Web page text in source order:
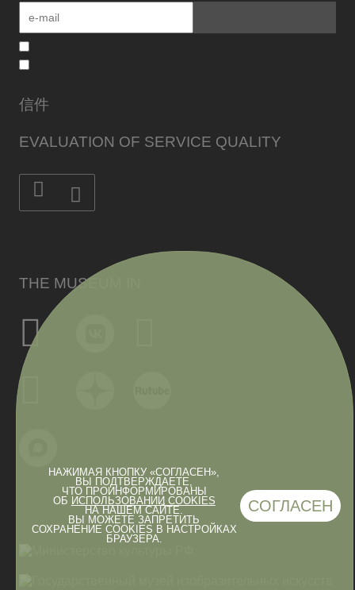
НАЖИМАЯ КНОПКУ «СОГЛАСЕН»,
ВЫ ПОДТВЕРЖДАЕТЕ,
ЧТО ПРОИНФОРМИРОВАНЫ
ОБ ИСПОЛЬЗОВАНИИ COOKIES
НА НАШЕМ САЙТЕ.
ВЫ МОЖЕТЕ ЗАПРЕТИТЬ
СОХРАНЕНИЕ COOKIES В НАСТРОЙКАХ
БРАУЗЕРА.
СОГЛАСЕН
THE MUSEUM IN
信件
EVALUATION OF SERVICE QUALITY